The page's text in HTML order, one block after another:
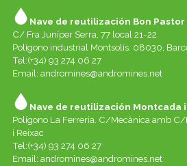
Nave de reutilización Bon Pastor
C/ Fra Juníper Serra, 77 local 21-22
Polígono industrial Montsolís. 08030,
Tel:(+34) 93 274 06 27
Email: andromines@andromines.net
Nave de reutilización Montcada i
Polígono La Ferreria. C/Mecànica amb
i Reixac
Tel:(+34) 93 274 06 27
Email: andromines@andromines.net